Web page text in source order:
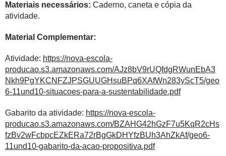
Materiais necessários: Caderno, caneta e cópia da
atividade.
Material Complementar:
Atividade: https://nova-escola-
producao.s3.amazonaws.com/AJz8bV9rUQfdgRWunEbA3
Nkh9PgYKCNFZJPSGUUGHsuBPq6XAfWn283yScT5/geo
6-11und10-situacoes-para-a-sustentabilidade.pdf
Gabarito da atividade: https://nova-escola-
producao.s3.amazonaws.com/BZAHG42hGzF7u5KqR2cHs
fzBv2wFcbpcEZkERa72rBgGkDHYfzBUh3AhZkAf/geo6-
11und10-gabarito-da-acao-propositiva.pdf